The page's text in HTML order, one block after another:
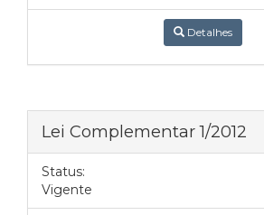
Detalhes
Lei Complementar 1/2012
Status:
Vigente